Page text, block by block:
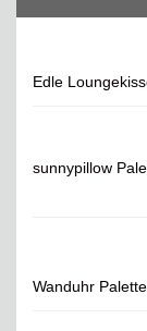
Edle
sunnypillow
Wanduhr